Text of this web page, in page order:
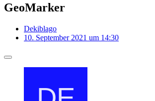
GeoMarker
Dekiblago
10. September 2021 um 14:30